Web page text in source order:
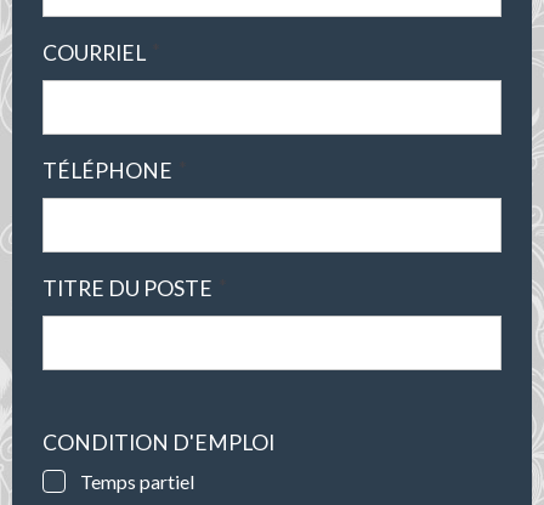
COURRIEL
TÉLÉPHONE
TITRE DU POSTE
CONDITION D'EMPLOI
Temps partiel